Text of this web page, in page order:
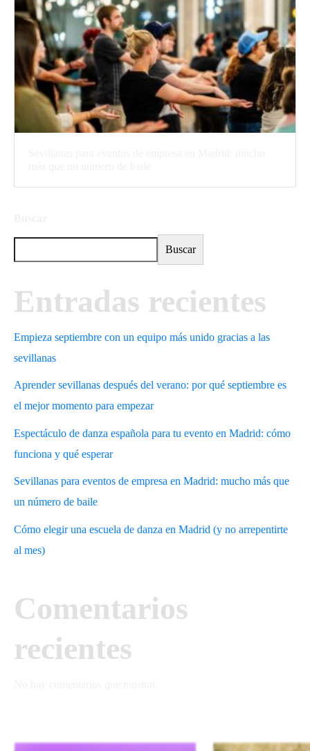
Buscar
Entradas recientes
Empieza septiembre con un equipo más unido gracias a las
sevillanas
Aprender sevillanas después del verano: por qué septiembre es
el mejor momento para empezar
Espectáculo de danza española para tu evento en Madrid: cómo
funciona y qué esperar
Sevillanas para eventos de empresa en Madrid: mucho más que
un número de baile
Cómo elegir una escuela de danza en Madrid (y no arrepentirte
al mes)
Comentarios
recientes